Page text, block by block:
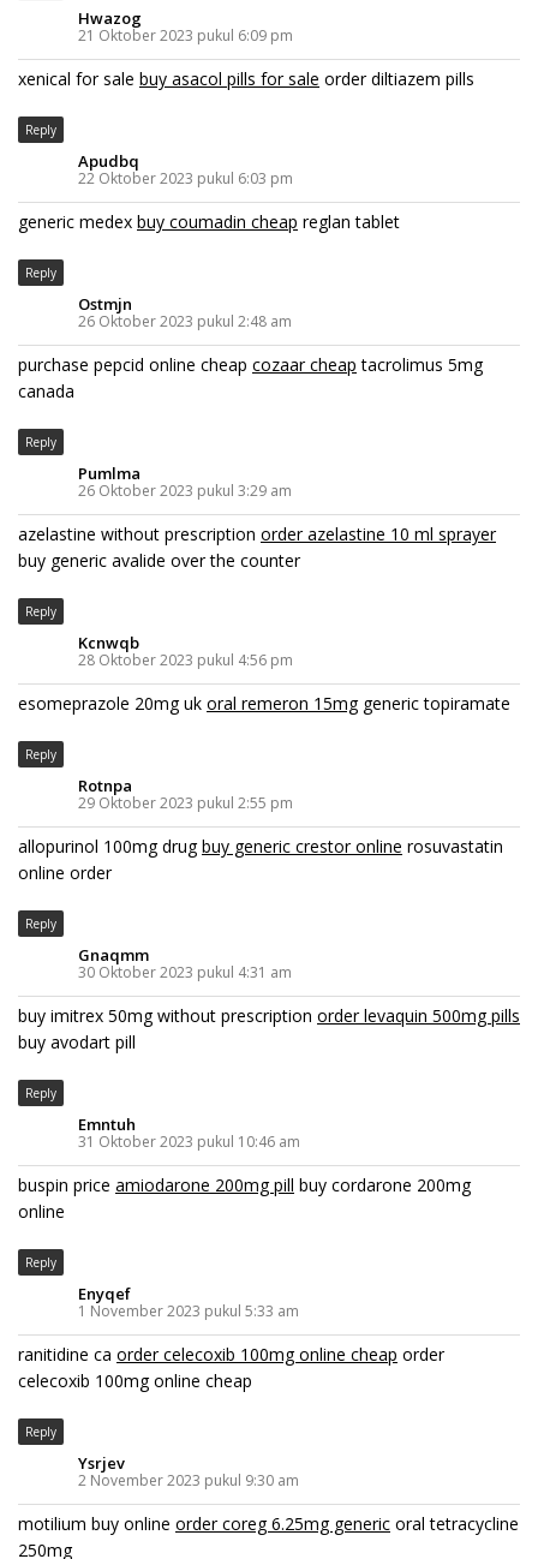
Hwazog
21 Oktober 2023 pukul 6:09 pm
xenical for sale buy asacol pills for sale order diltiazem pills
Reply
Apudbq
22 Oktober 2023 pukul 6:03 pm
generic medex buy coumadin cheap reglan tablet
Reply
Ostmjn
26 Oktober 2023 pukul 2:48 am
purchase pepcid online cheap cozaar cheap tacrolimus 5mg
canada
Reply
Pumlma
26 Oktober 2023 pukul 3:29 am
azelastine without prescription order azelastine 10 ml sprayer
buy generic avalide over the counter
Reply
Kcnwqb
28 Oktober 2023 pukul 4:56 pm
esomeprazole 20mg uk oral remeron 15mggeneric topiramate
Reply
Rotnpa
29 Oktober 2023 pukul 2:55 pm
allopurinol 100mg drugbuy generic crestor online rosuvastatin
online order
Reply
Gnaqmm
30 Oktober 2023 pukul 4:31 am
buy imitrex 50mg without prescription order levaquin 500mg pills
buy avodart pill
Reply
Emntuh
31 Oktober 2023 pukul 10:46 am
buspin price amiodarone 200mg pill buy cordarone 200mg
online
Reply
Enyqef
1 November 2023 pukul 5:33 am
ranitidine ca order celecoxib 100mg online cheap order
celecoxib 100mg online cheap
Reply
Ysrjev
2 November 2023 pukul 9:30 am
motilium buy online order coreg 6.25mg generic oral tetracycline
250mg